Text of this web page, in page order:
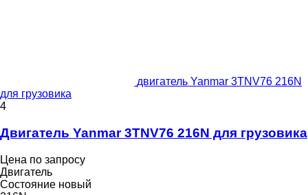
двигатель Yanmar 3TNV76 216N
для грузовика
4
Двигатель Yanmar 3TNV76 216N для грузовика
Цена по запросу
Двигатель
Состояние новый